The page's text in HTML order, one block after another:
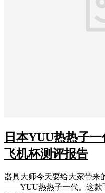
日本YUU热热子
飞机杯测评报告
器具大师今天要给大家带来
——YUU热热子一代。这款